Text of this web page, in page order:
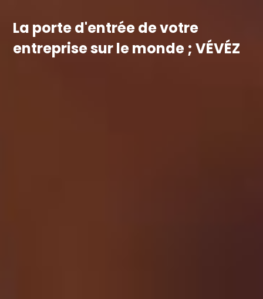
La porte d'entrée de votre
entreprise sur le monde ; VÉVÉZ